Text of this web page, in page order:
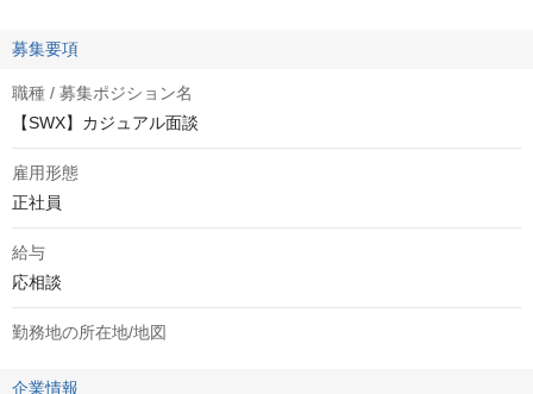
募集要項
職種 / 募集ポジション名
【SWX】カジュアル面談
雇用形態
正社員
給与
応相談
勤務地の所在地/地図
企業情報